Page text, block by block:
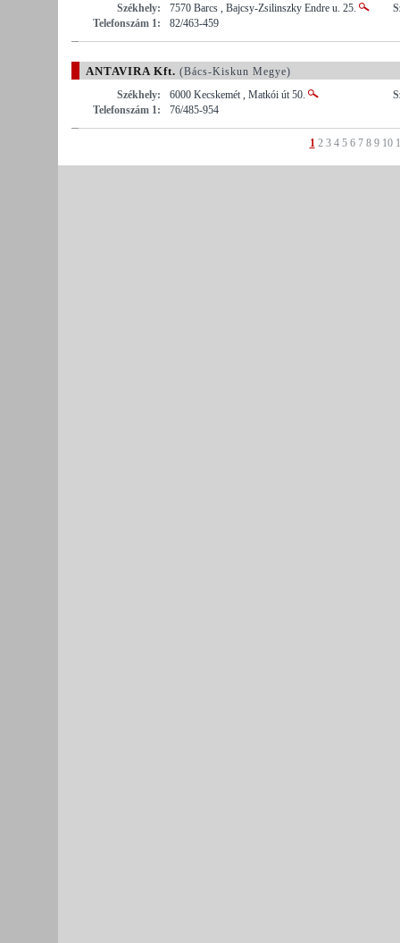
Székhely:
7570 Barcs , Bajcsy-Zsilinszky Endre u. 25.
Telefonszám 1:
82/463-459
ANTAVIRA Kft. (Bács-Kiskun Megye)
Székhely:
6000 Kecskemét , Matkói út 50.
Telefonszám 1:
76/485-954
1 2 3 4 5 6 7 8 9 10